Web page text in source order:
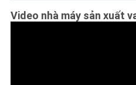
Video nhà máy sản xuất